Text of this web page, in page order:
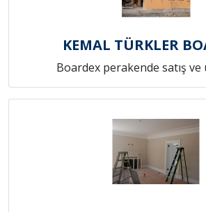
KEMAL TÜRKLER
Boardex perakende satış ve